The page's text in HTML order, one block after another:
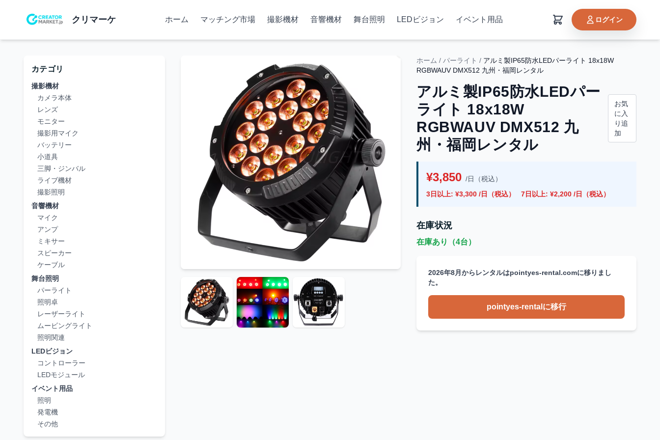
クリマーケ ホーム マッチング市場 撮影機材 音響機材 舞台照明 LEDビジョン イベント用品 ログイン
カテゴリ
撮影機材
カメラ本体
レンズ
モニター
撮影用マイク
バッテリー
小道具
三脚・ジンバル
ライブ機材
撮影照明
音響機材
マイク
アンプ
ミキサー
スピーカー
ケーブル
舞台照明
パーライト
照明卓
レーザーライト
ムービングライト
照明関連
LEDビジョン
コントローラー
LEDモジュール
イベント用品
照明
発電機
その他
ホーム / パーライト / アルミ製IP65防水LEDパーライト 18x18W
RGBWAUV DMX512 九州・福岡レンタル
アルミ製IP65防水LEDパー
ライト 18x18W
RGBWAUV DMX512 九
州・福岡レンタル
お気
に入
り追
加
¥3,850 /日（税込）
3日以上: ¥3,300 /日（税込）
7日以上: ¥2,200 /日（税込）
在庫状況
在庫あり（4台）
2026年8月からレンタルはpointyes-rental.comに移りまし
た。
pointyes-rentalに移行